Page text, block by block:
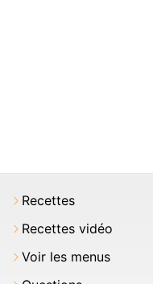
Recettes
Recettes vidéo
Voir les menus